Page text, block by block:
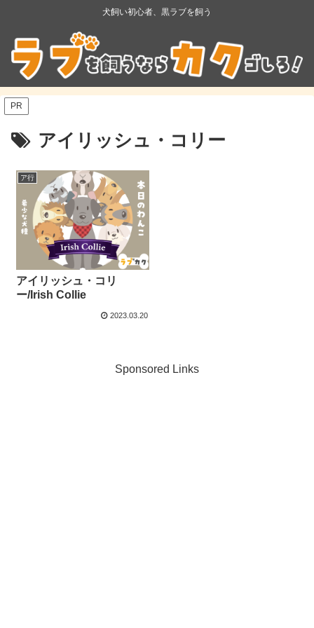
犬飼い初心者、黒ラブを飼う
PR
アイリッシュ・コリー
ア行
アイリッシュ・コリ
ー/Irish Collie
2023.03.20
Sponsored Links